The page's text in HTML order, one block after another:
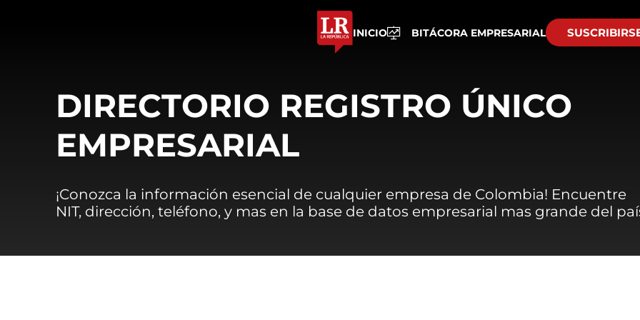
INICIO BITÁCORA EMPRESARIAL
DIRECTORIO REGISTRO ÚNICO
EMPRESARIAL
¡Conozca la información esencial de cualquier empresa de Colombia! Encuentre
NIT, dirección, teléfono, y mas en la base de datos empresarial mas grande del